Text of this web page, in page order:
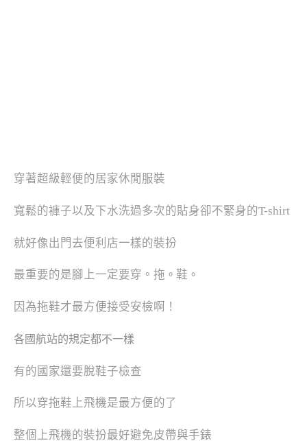
穿著超級輕便的居家休閒服裝
寬鬆的褲子以及下水洗過多次的貼身卻不緊身的T-shirt
就好像出門去便利店一樣的裝扮
最重要的是腳上一定要穿。拖 。 鞋 。
因為拖鞋才最方便接受安檢啊！
各國航站的規定都不一樣
有的國家還要脫鞋子檢查
所以穿拖鞋上飛機是最方便的了
整個上飛機的裝扮最好避免皮帶與手錶